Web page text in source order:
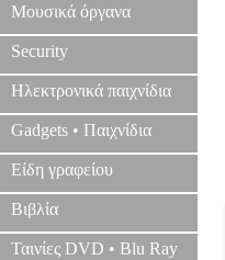
Μουσικά όργανα
Security
Ηλεκτρονικά παιχνίδια
Gadgets • Παιχνίδια
Είδη γραφείου
Βιβλία
Ταινίες DVD • Blu Ray